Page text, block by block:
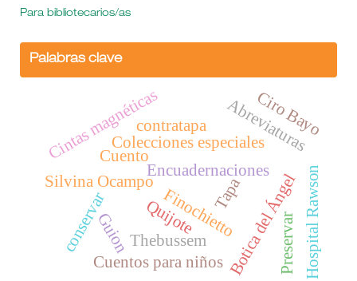
Para bibliotecarios/as
Palabras clave
Colecciones especiales
Encuadernaciones
Tapa
Quijote
Cintas magnéticas
Guion
Cuento
Silvina Ocampo Botica del Ángel
Thebussem Hospital Rawson
Finochietto
Abreviaturas
conservar Preservar
Cuentos para niños
Ciro Bayo
contratapa